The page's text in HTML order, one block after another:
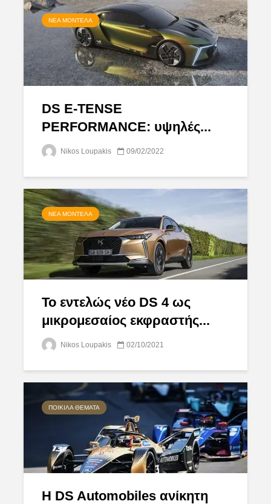
ΝΈΑ ΜΟΝΤΈΛΑ
DS E-TENSE
PERFORMANCE: υψηλές...
Nikos Loupakis 09/02/2022
ΝΈΑ ΜΟΝΤΈΛΑ
To εντελώς νέο DS 4 ως
μικρομεσαίος εκφραστής...
Nikos Loupakis 02/10/2021
ΠΟΙΚΊΛΑ ΘΈΜΑΤΑ
Η DS Automobiles ανίκητη